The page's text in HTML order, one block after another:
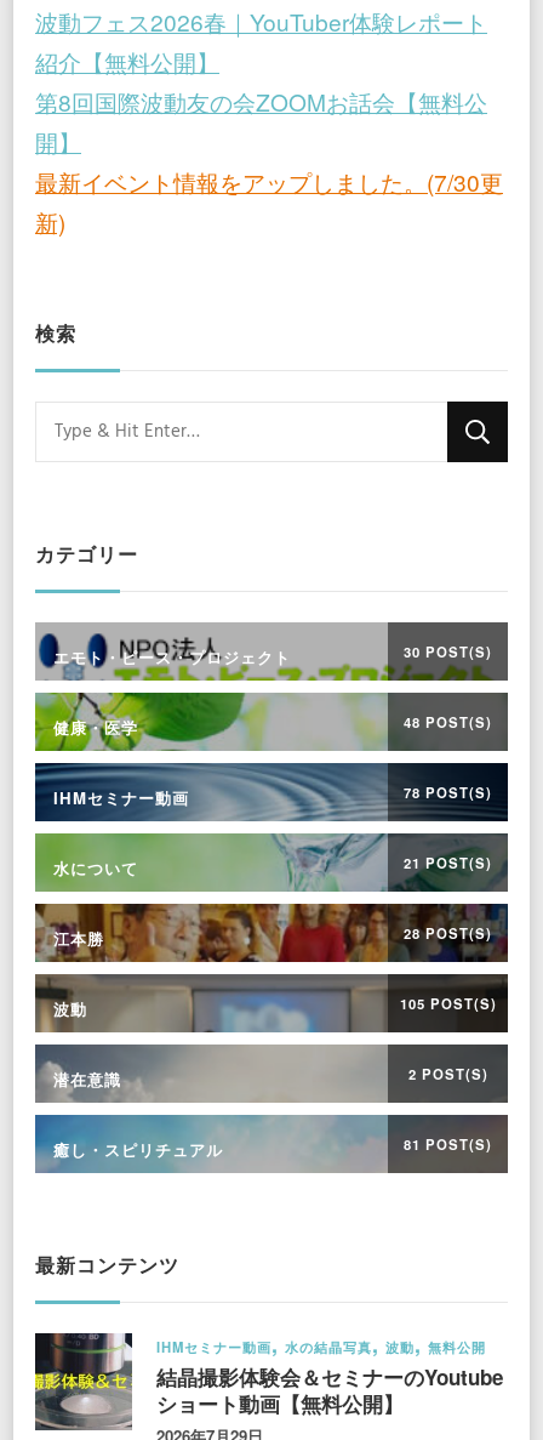
波動フェス2026春｜YouTuber体験レポート
紹介【無料公開】
第8回国際波動友の会ZOOMお話会【無料公
開】
最新イベント情報をアップしました。(7/30更
新)
検索
Looking
for
カテゴリー
エモト・ピース・プロジェクト 30 POST(S)
健康・医学 48 POST(S)
IHMセミナー動画 78 POST(S)
水について 21 POST(S)
江本勝 28 POST(S)
波動 105 POST(S)
潜在意識 2 POST(S)
癒し・スピリチュアル 81 POST(S)
最新コンテンツ
IHMセミナー動画 水の結晶写真 波動 無料公開
結晶撮影体験会＆セミナーのYoutube
ショート動画【無料公開】